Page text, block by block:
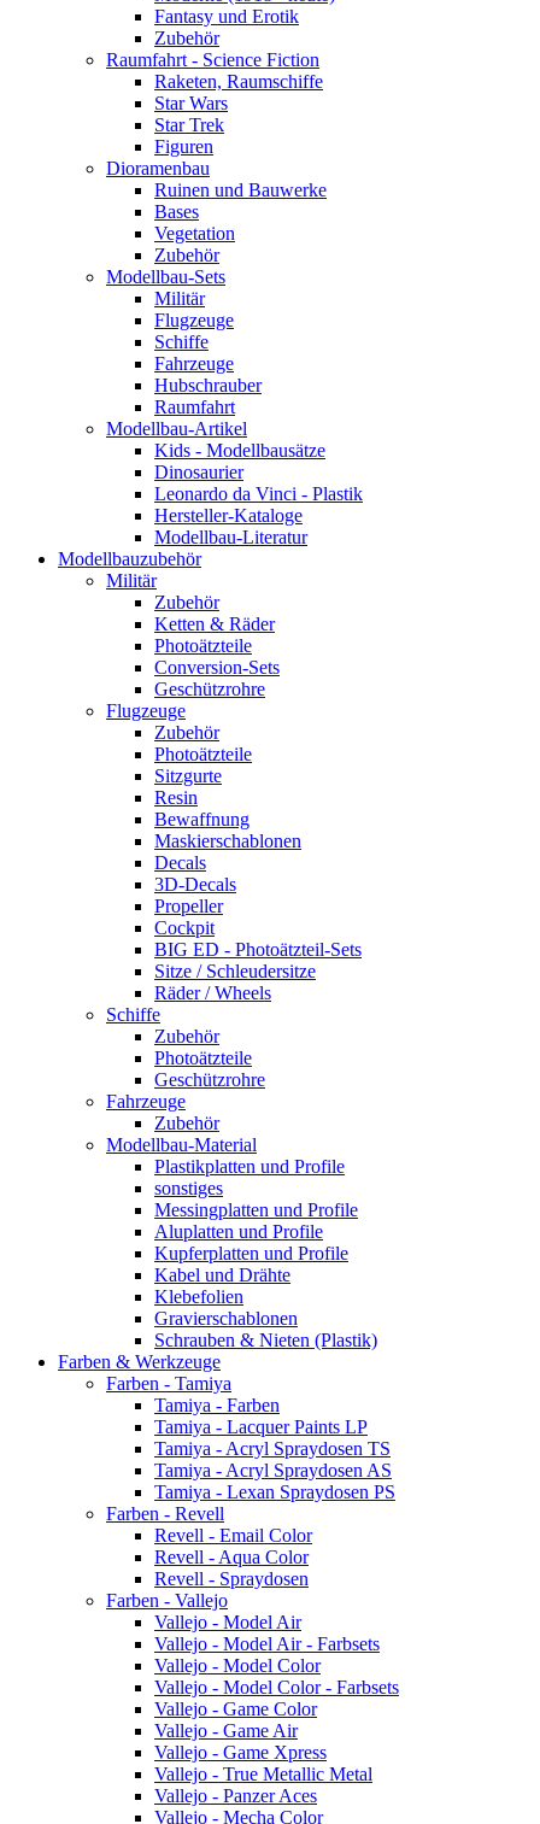
Fantasy und Erotik
Zubehör
Raumfahrt - Science Fiction
Raketen, Raumschiffe
Star Wars
Star Trek
Figuren
Dioramenbau
Ruinen und Bauwerke
Bases
Vegetation
Zubehör
Modellbau-Sets
Militär
Flugzeuge
Schiffe
Fahrzeuge
Hubschrauber
Raumfahrt
Modellbau-Artikel
Kids - Modellbausätze
Dinosaurier
Leonardo da Vinci - Plastik
Hersteller-Kataloge
Modellbau-Literatur
Modellbauzubehör
Militär
Zubehör
Ketten & Räder
Photoätzteile
Conversion-Sets
Geschützrohre
Flugzeuge
Zubehör
Photoätzteile
Sitzgurte
Resin
Bewaffnung
Maskierschablonen
Decals
3D-Decals
Propeller
Cockpit
BIG ED - Photoätzteil-Sets
Sitze / Schleudersitze
Räder / Wheels
Schiffe
Zubehör
Photoätzteile
Geschützrohre
Fahrzeuge
Zubehör
Modellbau-Material
Plastikplatten und Profile
sonstiges
Messingplatten und Profile
Aluplatten und Profile
Kupferplatten und Profile
Kabel und Drähte
Klebefolien
Gravierschablonen
Schrauben & Nieten (Plastik)
Farben & Werkzeuge
Farben - Tamiya
Tamiya - Farben
Tamiya - Lacquer Paints LP
Tamiya - Acryl Spraydosen TS
Tamiya - Acryl Spraydosen AS
Tamiya - Lexan Spraydosen PS
Farben - Revell
Revell - Email Color
Revell - Aqua Color
Revell - Spraydosen
Farben - Vallejo
Vallejo - Model Air
Vallejo - Model Air - Farbsets
Vallejo - Model Color
Vallejo - Model Color - Farbsets
Vallejo - Game Color
Vallejo - Game Air
Vallejo - Game Xpress
Vallejo - True Metallic Metal
Vallejo - Panzer Aces
Vallejo - Mecha Color